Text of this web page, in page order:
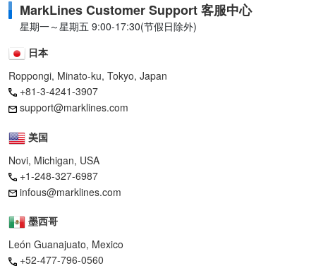
MarkLines Customer Support 客服中心
星期一～星期五 9:00-17:30(节假日除外)
日本
Roppongi, Minato-ku, Tokyo, Japan
+81-3-4241-3907
support@marklines.com
美国
Novi, Michigan, USA
+1-248-327-6987
infous@marklines.com
墨西哥
León Guanajuato, Mexico
+52-477-796-0560